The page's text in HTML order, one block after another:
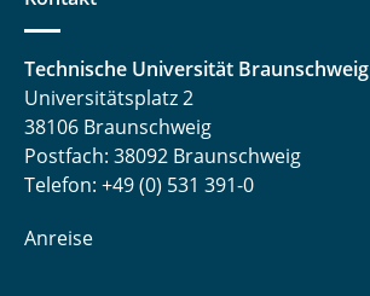
Technische Universität Braunschweig
Universitätsplatz 2
38106 Braunschweig
Postfach: 38092 Braunschweig
Telefon: +49 (0) 531 391-0
Anreise